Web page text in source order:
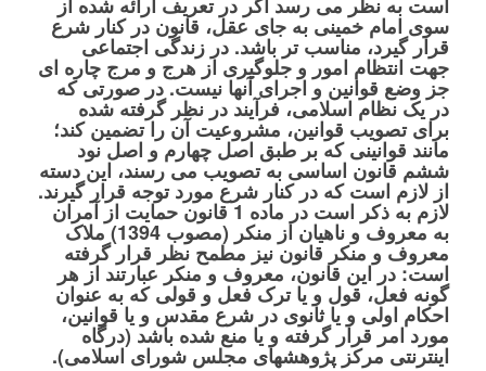
سوی امام خمینی به جای عقل، قانون در کنار شرع
قرار گیرد، مناسب تر باشد. در زندگی اجتماعی
جهت انتظام امور و جلوگیری از هرج و مرج چاره ای
جز وضع قوانین و اجرای آنها نیست. در صورتی که
در یک نظام اسلامی، فرآیند در نظر گرفته شده
برای تصویب قوانین، مشروعیت آن را تضمین کند؛
مانند قوانینی که بر طبق اصل چهارم و اصل نود
ششم قانون اساسی به تصویب می رسند، این دسته
از لازم است که در کنار شرع مورد توجه قرار گیرند.
لازم به ذکر است در ماده 1 قانون حمایت از آمران
به معروف و ناهیان از منکر (مصوب 1394) ملاک
معروف و منکر قانون نیز مطمح نظر قرار گرفته
است: در این قانون، معروف و منکر عبارتند از هر
گونه فعل، قول و یا ترک فعل و قولی که به عنوان
احکام اولی و یا ثانوی در شرع مقدس و یا قوانین،
مورد امر قرار گرفته و یا منع شده باشد (درگاه
اینترنتی مرکز پژوهشهای مجلس شورای اسلامی).